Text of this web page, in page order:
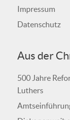
Impressum
Datenschutz
Aus der
500 Jahre
Luthers